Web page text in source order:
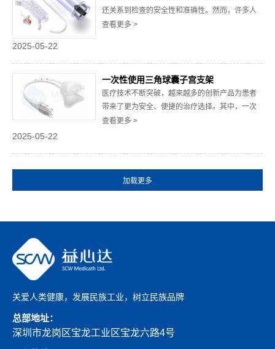
还关系到检查的安全性和准确性。然而，许多人
对造影剂针筒的认识仅停留在“注射器”这一表面概
质、功能等方面都有其独特的考量，能够为医疗
工作者提供更好的操作体验，同时为患者带来更
高的...
查看更多 >
2025-05-22
一次性使用三角球囊子宫支架
医疗技术不断突破，越来越多的创新产品为患者
带来了更为安全、便捷的治疗选择。其中，一次
性使用三角球囊子宫支架以其独特的设计和出色
查看更多 >
2025-05-22
关爱人类健康，发展民族工业，树立民族品牌
总部地址：
深圳市龙岗区宝龙工业区宝龙六路4号